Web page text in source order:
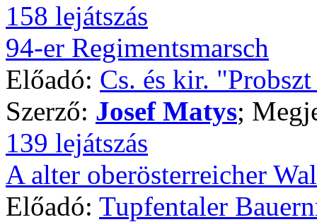
158 lejátszás
94-er Regimentsmarsch
Előadó: Cs. és kir.
Szerző: Josef Matys;
139 lejátszás
A alter oberösterreicher
Előadó: Tupfentaler